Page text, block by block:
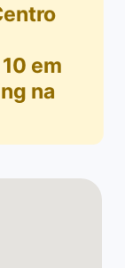
10 em
na